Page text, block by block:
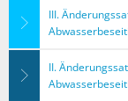
III.
II.